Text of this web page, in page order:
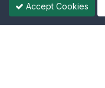
Accept Cookies